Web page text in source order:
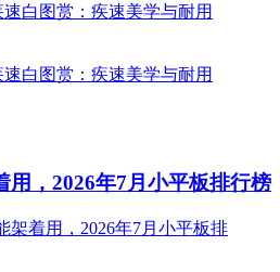
用，2026年7月小平板排行榜